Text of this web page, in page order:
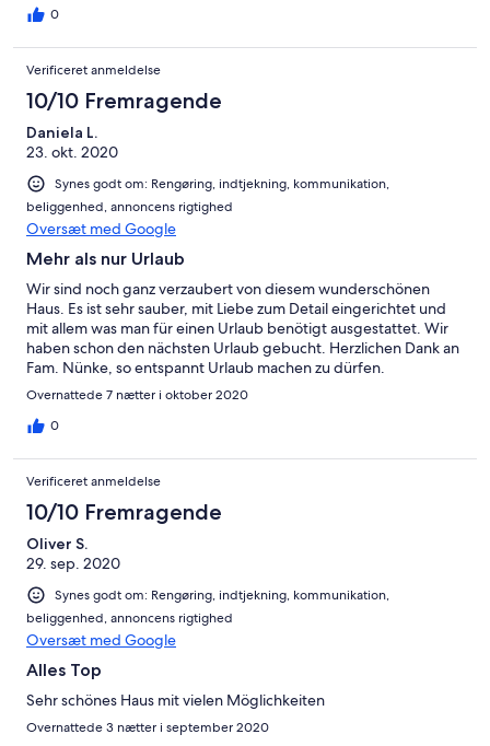
0
Verificeret anmeldelse
10/10 Fremragende
Daniela L.
23. okt. 2020
Synes godt om: Rengøring, indtjekning, kommunikation,
beliggenhed, annoncens rigtighed
Oversæt med Google
Mehr als nur Urlaub
Wir sind noch ganz verzaubert von diesem wunderschönen
Haus. Es ist sehr sauber, mit Liebe zum Detail eingerichtet und
mit allem was man für einen Urlaub benötigt ausgestattet. Wir
haben schon den nächsten Urlaub gebucht. Herzlichen Dank an
Fam. Nünke, so entspannt Urlaub machen zu dürfen.
Overnattede 7 nætter i oktober 2020
0
Verificeret anmeldelse
10/10 Fremragende
Oliver S.
29. sep. 2020
Synes godt om: Rengøring, indtjekning, kommunikation,
beliggenhed, annoncens rigtighed
Oversæt med Google
Alles Top
Sehr schönes Haus mit vielen Möglichkeiten
Overnattede 3 nætter i september 2020